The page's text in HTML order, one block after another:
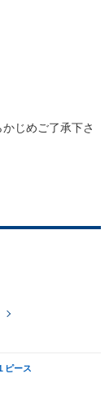
じめご了承下さ
ース